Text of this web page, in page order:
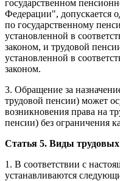
государственном
Федерации", допускается
по государственному
установленной в
законом, и трудовой
установленной в
законом.
3. Обращение за
трудовой пенсии) может
возникновения права на
пенсии) без ограничения
Статья 5. Виды трудовых
1. В соответствии с
устанавливаются